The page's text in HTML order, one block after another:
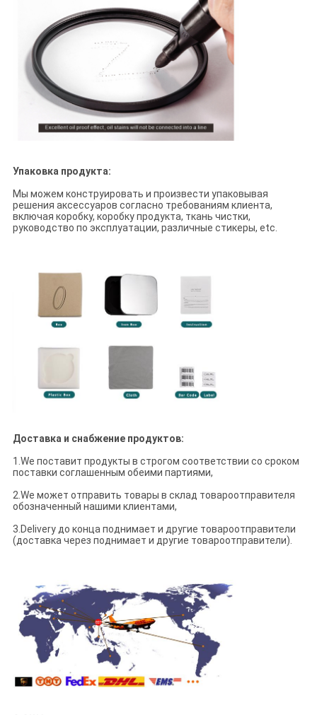
Упаковка продукта:
Мы можем конструировать и произвести упаковывая
решения аксессуаров согласно требованиям клиента,
включая коробку, коробку продукта, ткань чистки,
руководство по эксплуатации, различные стикеры, etc.
Доставка и снабжение продуктов:
1.We поставит продукты в строгом соответствии со сроком
поставки соглашенным обеими партиями,
2.We может отправить товары в склад товароотправителя
обозначенный нашими клиентами,
3.Delivery до конца поднимает и другие товароотправители
(доставка через поднимает и другие товароотправители).